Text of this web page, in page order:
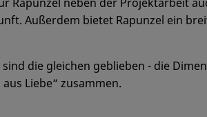
Außerdem bietet Rapunzel ein
die gleichen geblieben - die
Liebe“ zusammen.